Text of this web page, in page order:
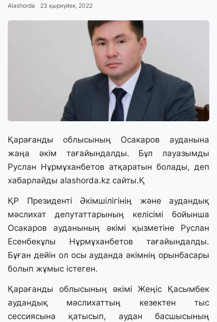
Alashorda 23 қыркүйек, 2022
Қарағанды облысының Осакаров ауданына
жаңа әкім тағайындалды. Бұл лауазымды
Руслан Нұрмұханбетов атқаратын болады, деп
хабарлайды alashorda.kz сайты.Қ
ҚР Президенті Әкімшілігінің және аудандық
мәслихат депутаттарының келісімі бойынша
Осакаров ауданының әкімі қызметіне Руслан
Есенбекұлы Нұрмұханбетов тағайындалды.
Бұған дейін ол осы ауданда әкімнің орынбасары
болып жұмыс істеген.
Қарағанды облысының әкімі Жеңіс Қасымбек
аудандық мәслихаттың кезектен тыс
сессиясына қатысып, аудан басшысының